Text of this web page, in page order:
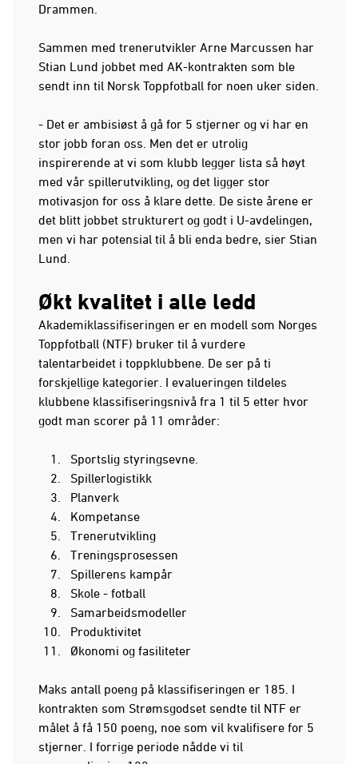
Drammen.
Sammen med trenerutvikler Arne Marcussen har
Stian Lund jobbet med AK-kontrakten som ble
sendt inn til Norsk Toppfotball for noen uker siden.
- Det er ambisiøst å gå for 5 stjerner og vi har en
stor jobb foran oss. Men det er utrolig
inspirerende at vi som klubb legger lista så høyt
med vår spillerutvikling, og det ligger stor
motivasjon for oss å klare dette. De siste årene er
det blitt jobbet strukturert og godt i U-avdelingen,
men vi har potensial til å bli enda bedre, sier Stian
Lund.
Økt kvalitet i alle ledd
Akademiklassifiseringen er en modell som Norges
Toppfotball (NTF) bruker til å vurdere
talentarbeidet i toppklubbene. De ser på ti
forskjellige kategorier. I evalueringen tildeles
klubbene klassifiseringsnivå fra 1 til 5 etter hvor
godt man scorer på 11 områder:
Sportslig styringsevne.
Spillerlogistikk
Planverk
Kompetanse
Trenerutvikling
Treningsprosessen
Spillerens kampår
Skole - fotball
Samarbeidsmodeller
Produktivitet
Økonomi og fasiliteter
Maks antall poeng på klassifiseringen er 185. I
kontrakten som Strømsgodset sendte til NTF er
målet å få 150 poeng, noe som vil kvalifisere for 5
stjerner. I forrige periode nådde vi til